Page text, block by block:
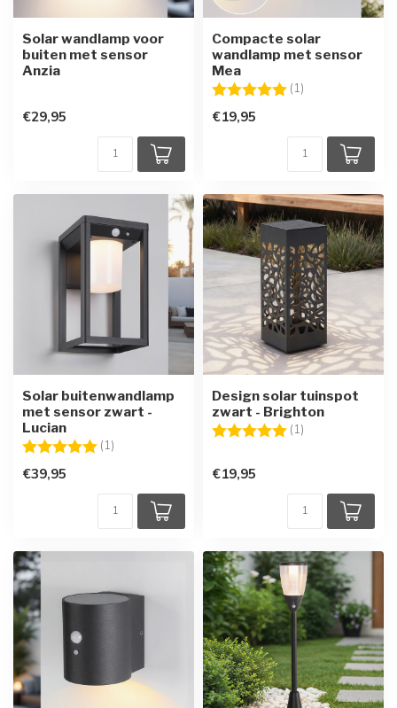
Solar wandlamp voor
buiten met sensor
Anzia
€29,95
Compacte solar
wandlamp met sensor
Mea
Beoordeling: (1)
€19,95
Solar buitenwandlamp
met sensor zwart -
Lucian
Beoordeling: (1)
€39,95
Design solar tuinspot
zwart - Brighton
Beoordeling: (1)
€19,95